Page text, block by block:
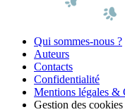
Qui sommes-nous ?
Auteurs
Contacts
Confidentialité
Mentions légales &
Gestion des cookies